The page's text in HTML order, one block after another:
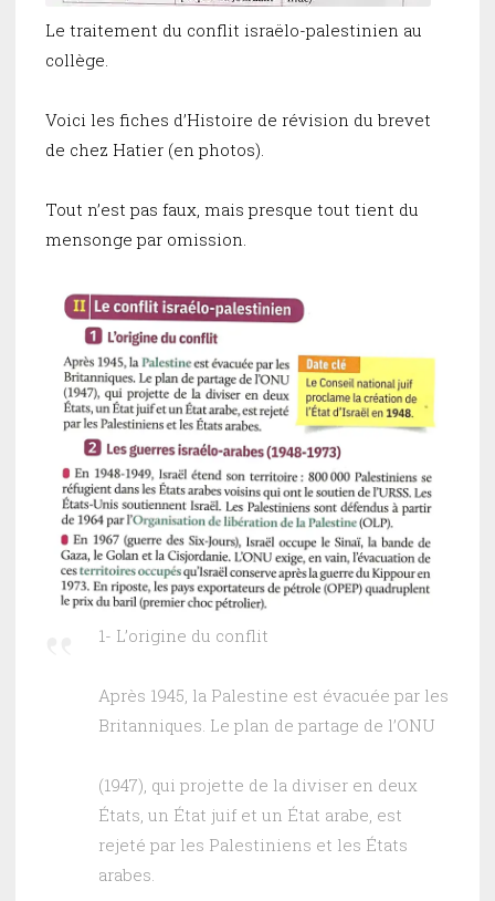
Le traitement du conflit israëlo-palestinien au
collège.
Voici les fiches d’Histoire de révision du brevet
de chez Hatier (en photos).
Tout n’est pas faux, mais presque tout tient du
mensonge par omission.
1- L’origine du conflit
Après 1945, la Palestine est évacuée par les
Britanniques. Le plan de partage de l’ONU
(1947), qui projette de la diviser en deux
États, un État juif et un État arabe, est
rejeté par les Palestiniens et les États
arabes.